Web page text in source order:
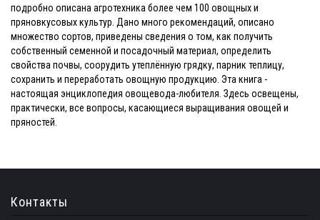
подробно описана агротехника более чем 100 овощных и
пряновкусовых культур. Дано много рекомендаций, описано
множество сортов, приведены сведения о том, как получить
собственный семенной и посадочный материал, определить
свойства почвы, соорудить утеплённую грядку, парник теплицу,
сохранить и переработать овощную продукцию. Эта книга -
настоящая энциклопедия овощевода-любителя. Здесь освещены,
практически, все вопросы, касающиеся выращивания овощей и
пряностей.
Контакты